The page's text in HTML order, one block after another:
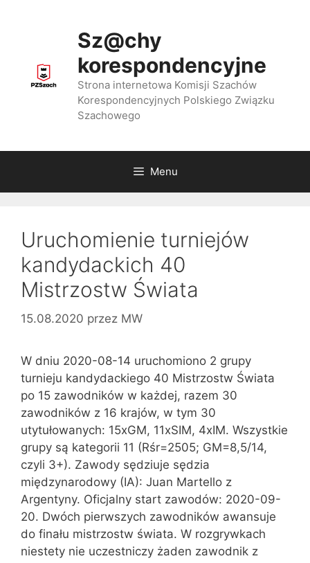
Sz@chy
korespondencyjne
Strona internetowa Komisji Szachów
Korespondencyjnych Polskiego Związku
Szachowego
Menu
Uruchomienie turniejów
kandydackich 40
Mistrzostw Świata
15.08.2020 przez MW
W dniu 2020-08-14 uruchomiono 2 grupy
turnieju kandydackiego 40 Mistrzostw Świata
po 15 zawodników w każdej, razem 30
zawodników z 16 krajów, w tym 30
utytułowanych: 15xGM, 11xSIM, 4xIM. Wszystkie
grupy są kategorii 11 (Rśr=2505; GM=8,5/14,
czyli 3+). Zawody sędziuje sędzia
międzynarodowy (IA): Juan Martello z
Argentyny. Oficjalny start zawodów: 2020-09-
20. Dwóch pierwszych zawodników awansuje
do finału mistrzostw świata. W rozgrywkach
niestety nie uczestniczy żaden zawodnik z